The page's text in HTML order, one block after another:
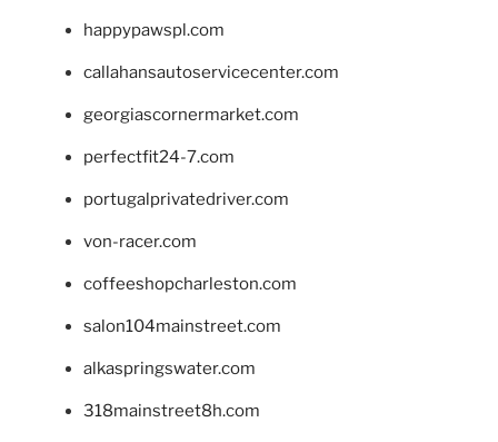
happypawspl.com
callahansautoservicecenter.com
georgiascornermarket.com
perfectfit24-7.com
portugalprivatedriver.com
von-racer.com
coffeeshopcharleston.com
salon104mainstreet.com
alkaspringswater.com
318mainstreet8h.com